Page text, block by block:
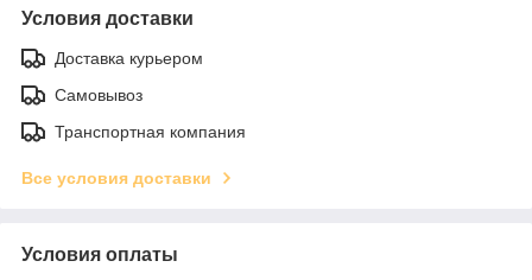
Условия доставки
Доставка курьером
Самовывоз
Транспортная компания
Все условия доставки
Условия оплаты